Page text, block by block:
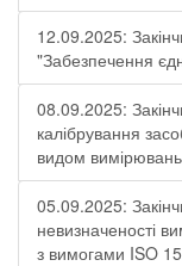
12.09.2025:
"Забезпечення
08.09.2025:
калібрування
видом
05.09.2025:
невизначеності
з вимогами ISO